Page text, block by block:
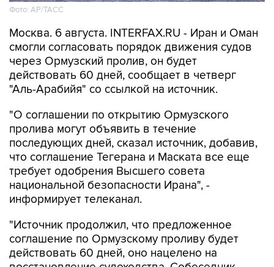
Фото: AP/ТАСС
Москва. 6 августа. INTERFAX.RU - Иран и Оман
смогли согласовать порядок движения судов
через Ормузский пролив, он будет
действовать 60 дней, сообщает в четверг
"Аль-Арабийя" со ссылкой на источник.
"О соглашении по открытию Ормузского
пролива могут объявить в течение
последующих дней, сказал источник, добавив,
что соглашение Тегерана и Маската все еще
требует одобрения Высшего совета
национальной безопасности Ирана", -
информирует телеканал.
"Источник продолжил, что предложенное
соглашение по Ормузскому проливу будет
действовать 60 дней, оно нацелено на